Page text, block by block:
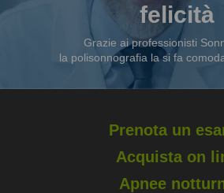
felicità
Grazie ai professionisti
la polisonnografia la si fa
Prenota un
Acquista on
Apnee